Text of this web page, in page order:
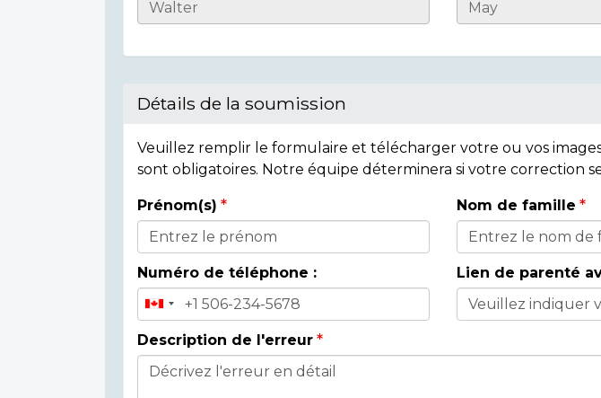
Casualty
Détails de la soumission
Veuillez remplir le formulaire et télécharger votre ou vos
sont obligatoires. Notre équipe déterminera si votre correction
Donor
Details
Prénom(s) Nom de famille
Numéro de téléphone : Lien de parenté
Description de l'erreur